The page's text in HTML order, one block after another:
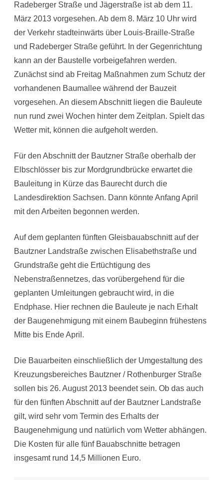
Radeberger Straße und Jägerstraße ist ab dem 11.
März 2013 vorgesehen. Ab dem 8. März 10 Uhr wird
der Verkehr stadteinwärts über Louis-Braille-Straße
und Radeberger Straße geführt. In der Gegenrichtung
kann an der Baustelle vorbeigefahren werden.
Zunächst sind ab Freitag Maßnahmen zum Schutz der
vorhandenen Baumallee während der Bauzeit
vorgesehen. An diesem Abschnitt liegen die Bauleute
nun rund zwei Wochen hinter dem Zeitplan. Spielt das
Wetter mit, können die aufgeholt werden.
Für den Abschnitt der Bautzner Straße oberhalb der
Elbschlösser bis zur Mordgrundbrücke erwartet die
Bauleitung in Kürze das Baurecht durch die
Landesdirektion Sachsen. Dann könnte Anfang April
mit den Arbeiten begonnen werden.
Auf dem geplanten fünften Gleisbauabschnitt auf der
Bautzner Landstraße zwischen Elisabethstraße und
Grundstraße geht die Ertüchtigung des
Nebenstraßennetzes, das vorübergehend für die
geplanten Umleitungen gebraucht wird, in die
Endphase. Hier rechnen die Bauleute je nach Erhalt
der Baugenehmigung mit einem Baubeginn frühestens
Mitte bis Ende April.
Die Bauarbeiten einschließlich der Umgestaltung des
Kreuzungsbereiches Bautzner / Rothenburger Straße
sollen bis 26. August 2013 beendet sein. Ob das auch
für den fünften Abschnitt auf der Bautzner Landstraße
gilt, wird sehr vom Termin des Erhalts der
Baugenehmigung und natürlich vom Wetter abhängen.
Die Kosten für alle fünf Bauabschnitte betragen
insgesamt rund 14,5 Millionen Euro.